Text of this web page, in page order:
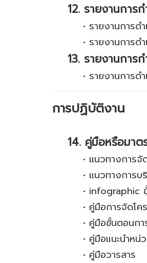
12. รายงานการ
• รายงานการด
• รายงานการด
13. รายงานการ
• รายงานการด
การปฏิบัติงาน
14. คู่มือหรือมา
• แนวทางการจั
• แนวทางการ
• infographic
• คู่มือการจัดโค
• คู่มือขั้นตอนกา
• คู่มือแนะนำหน่
• คู่มือวารสาร